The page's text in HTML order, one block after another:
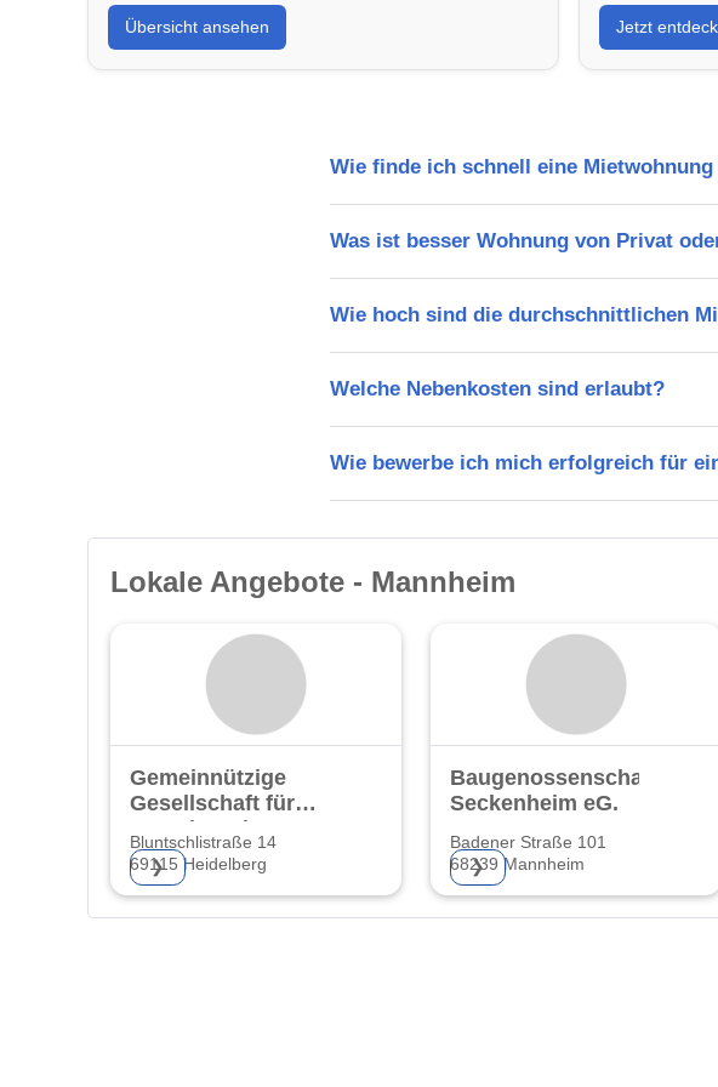
Übersicht ansehen Jetzt
Wie finde ich schnell eine
Was ist besser Wohnung von Privat
Wie hoch sind die durchschnittlichen
Welche Nebenkosten sind erlaubt?
Wie bewerbe ich mich erfolgreich für
Lokale Angebote - Mannheim
Gemeinnützige
Gesellschaft für
Grund- und
Bluntschlistraße 14
69115 Heidelberg
❯
Baugenossenschaft
Seckenheim eG.
Badener Straße 101
68239 Mannheim
❯